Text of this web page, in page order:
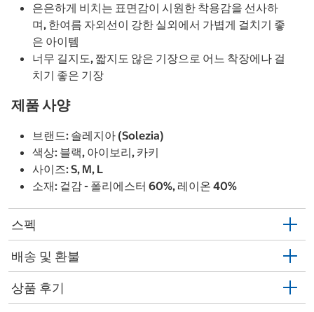
은은하게 비치는 표면감이 시원한 착용감을 선사하
며, 한여름 자외선이 강한 실외에서 가볍게 걸치기 좋
은 아이템
너무 길지도, 짧지도 않은 기장으로 어느 착장에나 걸
치기 좋은 기장
제품 사양
브랜드: 솔레지아 (Solezia)
색상: 블랙, 아이보리, 카키
사이즈: S, M, L
소재: 겉감 - 폴리에스터 60%, 레이온 40%
스펙
배송 및 환불
상품 후기